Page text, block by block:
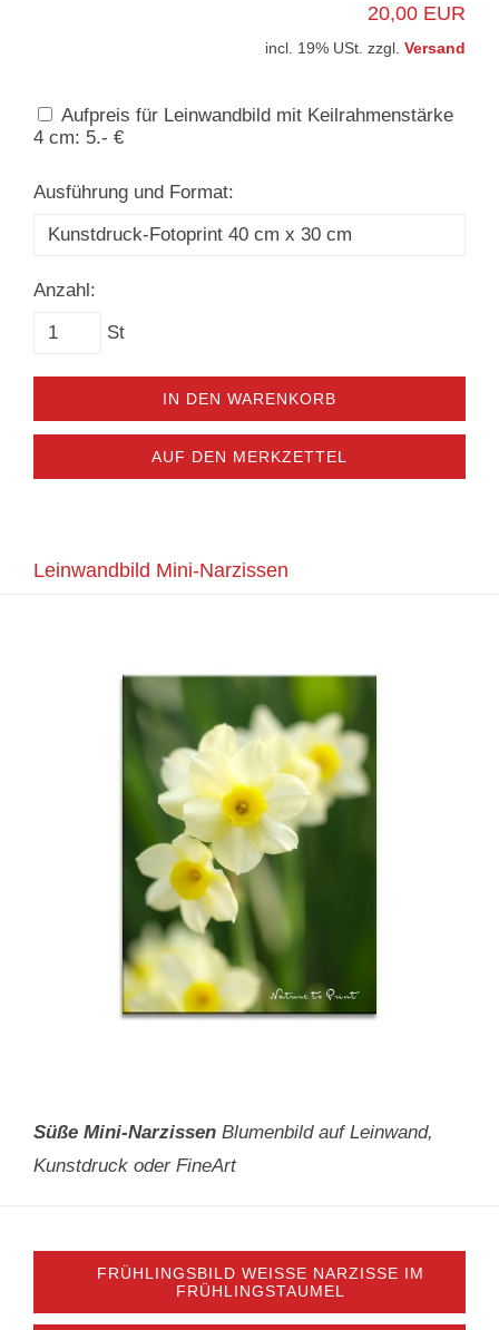
20,00 EUR
incl. 19% USt. zzgl. Versand
Aufpreis für Leinwandbild mit Keilrahmenstärke
4 cm: 5.- €
Ausführung und Format:
Anzahl:
St
IN DEN WARENKORB
AUF DEN MERKZETTEL
Leinwandbild Mini-Narzissen
Süße Mini-Narzissen Blumenbild auf Leinwand,
Kunstdruck oder FineArt
FRÜHLINGSBILD WEISSE NARZISSE IM F
RÜHLINGSTAUMEL